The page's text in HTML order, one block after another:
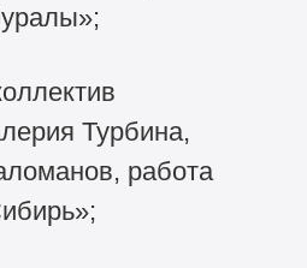
Турбина,
работа